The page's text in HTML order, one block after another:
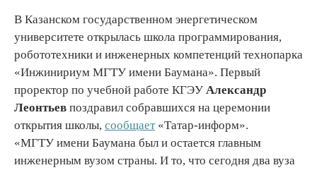
В Казанском государственном энергетическом
университете открылась школа программирования,
робототехники и инженерных компетенций технопарка
«Инжинириум МГТУ имени Баумана». Первый
проректор по учебной работе КГЭУ Александр
Леонтьев поздравил собравшихся на церемонии
открытия школы, сообщает«Татар-информ».
«МГТУ имени Баумана был и остается главным
инженерным вузом страны. И то, что сегодня два вуза